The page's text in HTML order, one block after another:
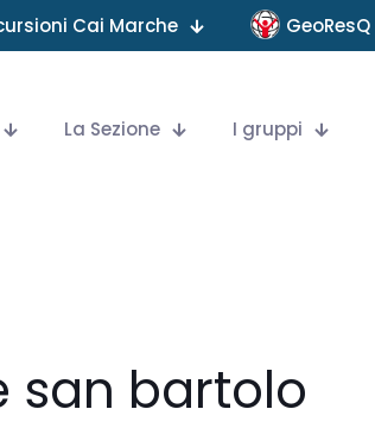
Cai Marche GeoResQ
La Sezione I gruppi
san bartolo